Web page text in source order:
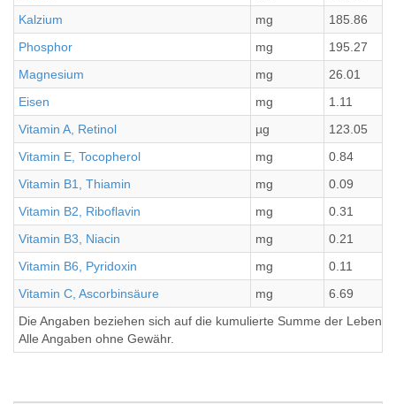
Kalzium
mg
185.86
Phosphor
mg
195.27
Magnesium
mg
26.01
Eisen
mg
1.11
Vitamin A, Retinol
µg
123.05
Vitamin E, Tocopherol
mg
0.84
Vitamin B1, Thiamin
mg
0.09
Vitamin B2, Riboflavin
mg
0.31
Vitamin B3, Niacin
mg
0.21
Vitamin B6, Pyridoxin
mg
0.11
Vitamin C, Ascorbinsäure
mg
6.69
Die Angaben beziehen sich auf die kumulierte Summe der
Alle Angaben ohne Gewähr.